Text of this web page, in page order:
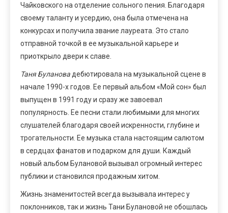
Чайковского на отделение сольного пения. Благодаря
своему таланту и усердию, она была отмечена на
конкурсах и получила звание лауреата. Это стало
отправной точкой в ее музыкальной карьере и
приоткрыло двери к славе.
Таня Буланова дебютировала на музыкальной сцене в
начале 1990-х годов. Ее первый альбом «Мой сон» был
выпущен в 1991 году и сразу же завоевал
популярность. Ее песни стали любимыми для многих
слушателей благодаря своей искренности, глубине и
трогательности. Ее музыка стала настоящим салютом
в сердцах фанатов и подарком для души. Каждый
новый альбом Булановой вызывал огромный интерес
публики и становился продажным хитом.
Жизнь знаменитостей всегда вызывала интерес у
поклонников, так и жизнь Тани Булановой не обошлась